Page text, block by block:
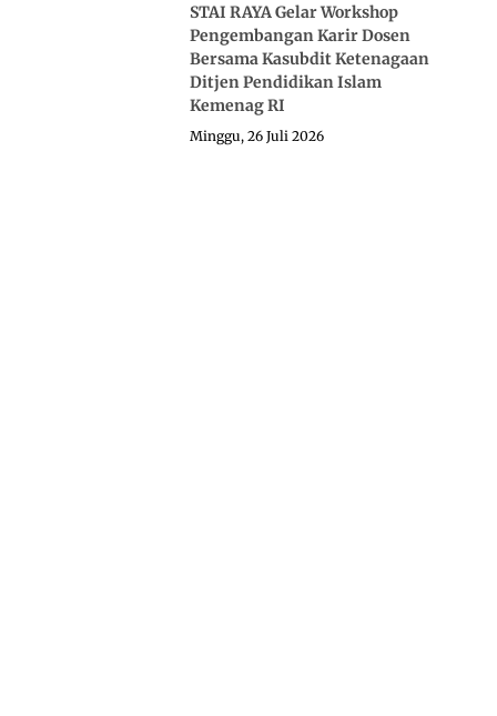
STAI RAYA Gelar Workshop
Pengembangan Karir Dosen
Bersama Kasubdit Ketenagaan
Ditjen Pendidikan Islam
Kemenag RI
Minggu, 26 Juli 2026